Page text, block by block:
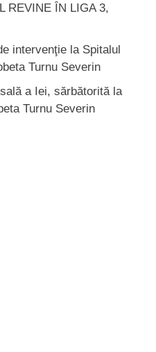
REVINE ÎN LIGA 3,
intervenţie la Spitalul
Turnu Severin
a Iei, sărbătorită la
Turnu Severin